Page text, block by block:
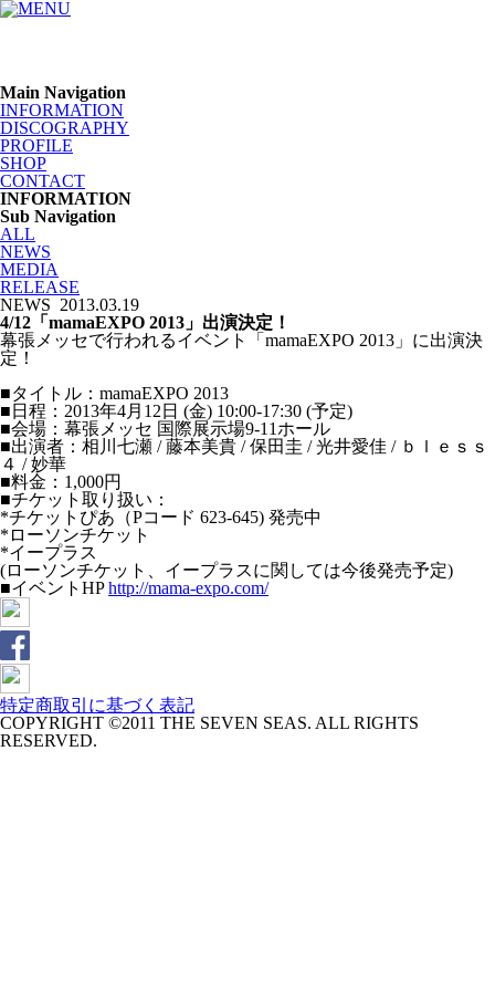
Main Navigation
INFORMATION
DISCOGRAPHY
PROFILE
SHOP
CONTACT
INFORMATION
Sub Navigation
ALL
NEWS
MEDIA
RELEASE
NEWS 2013.03.19
4/12「mamaEXPO 2013」出演決定！
幕張メッセで行われるイベント「mamaEXPO 2013」に出演決
定！
■タイトル：mamaEXPO 2013
■日程：2013年4月12日 (金) 10:00-17:30 (予定)
■会場：幕張メッセ 国際展示場9-11ホール
■出演者：相川七瀬 / 藤本美貴 / 保田圭 / 光井愛佳 / ｂｌｅｓｓ
４ / 妙華
■料金：1,000円
■チケット取り扱い：
*チケットぴあ（Pコード 623-645) 発売中
*ローソンチケット
*イープラス
(ローソンチケット、イープラスに関しては今後発売予定)
■イベントHPhttp://mama-expo.com/
特定商取引に基づく表記
COPYRIGHT ©2011 THE SEVEN SEAS. ALL RIGHTS
RESERVED.